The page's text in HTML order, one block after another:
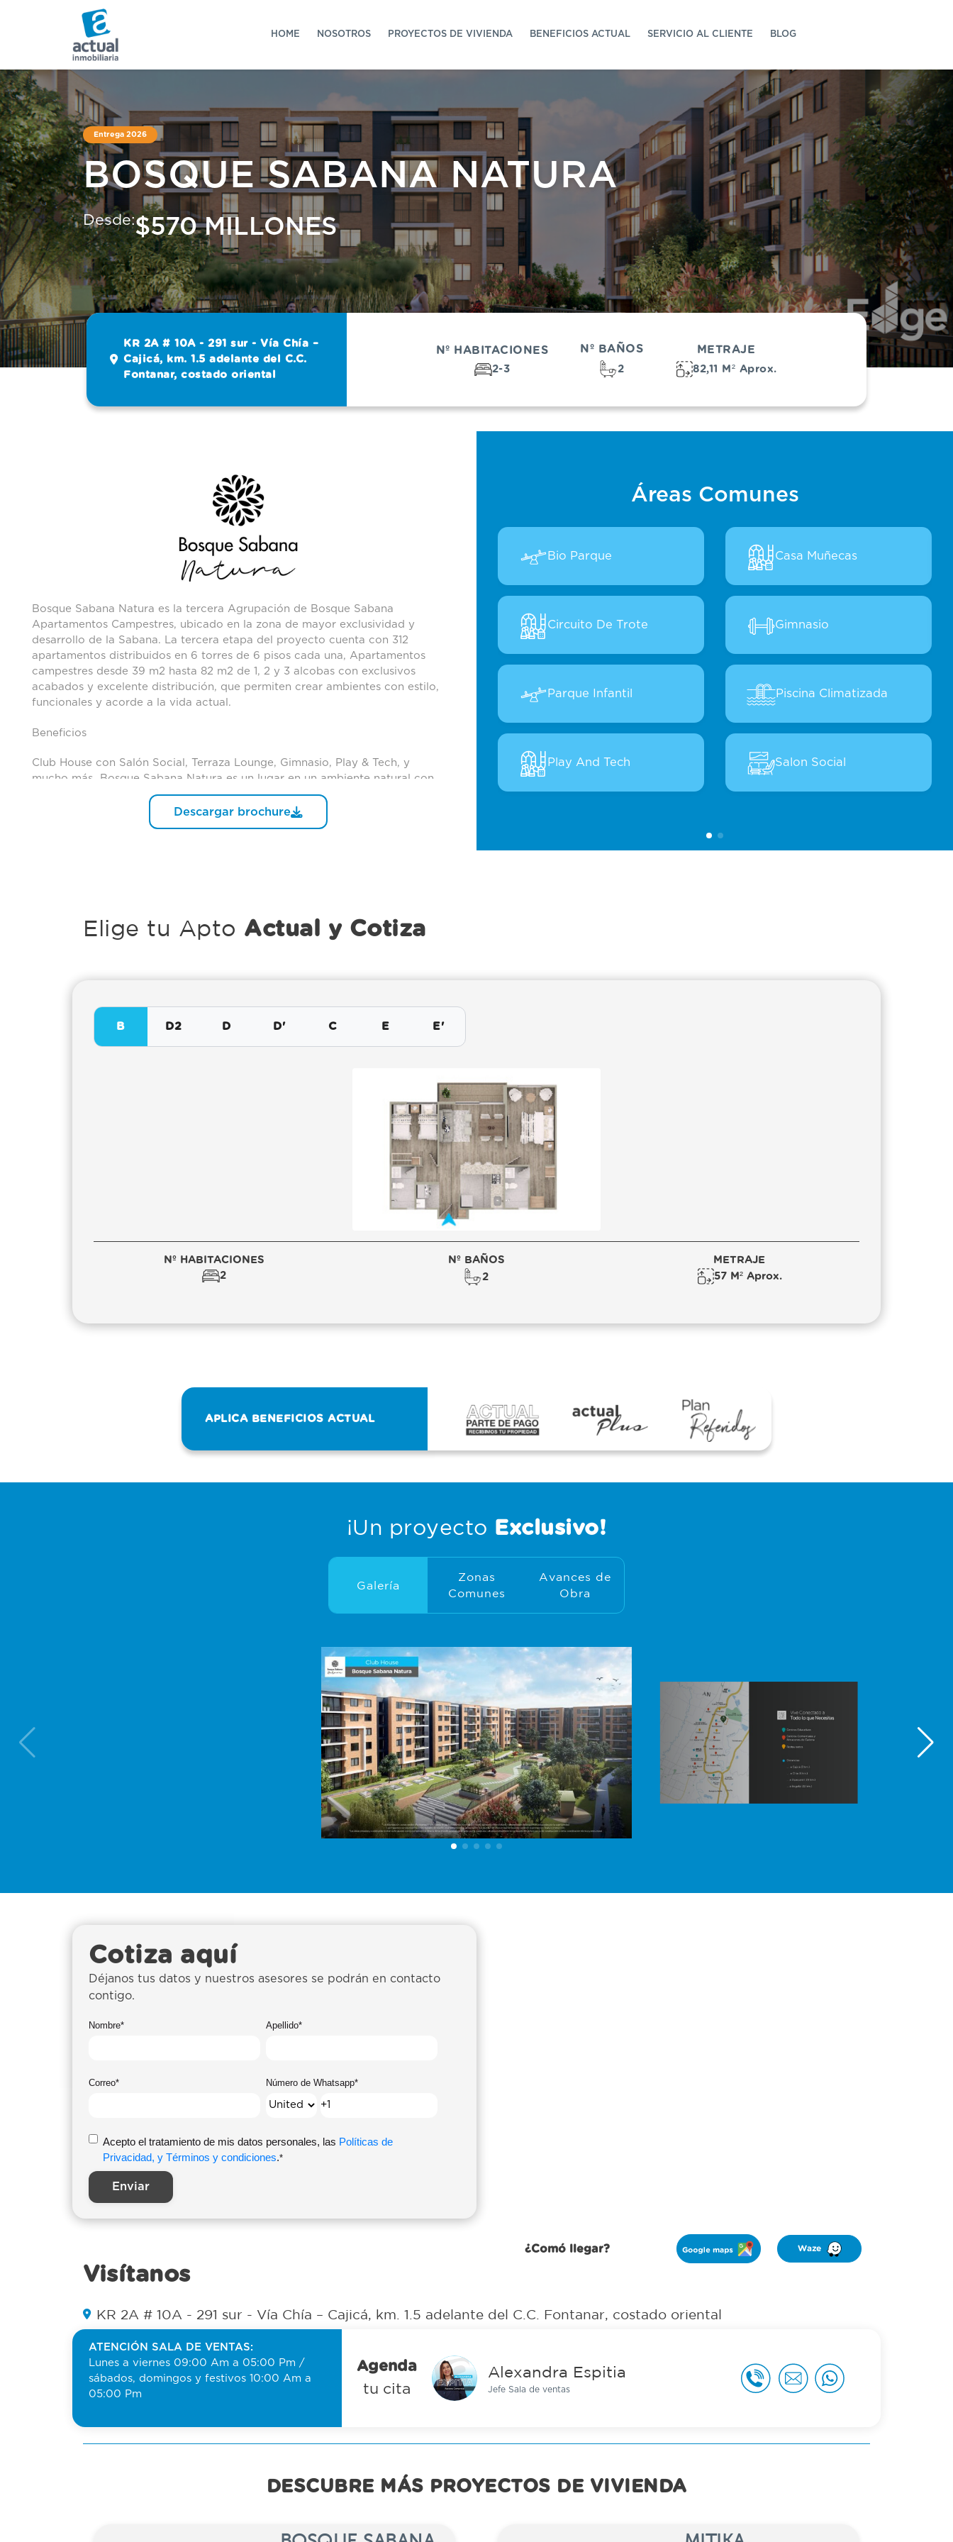
HOME NOSOTROS PROYECTOS DE VIVIENDA BENEFICIOS ACTUAL SERVICIO AL CLIENTE BLOG
Entrega 2026
BOSQUE SABANA NATURA
Desde:$570 MILLONES
KR 2A # 10A - 291 sur - Vía Chía –
Cajicá, km. 1.5 adelante del C.C.
Fontanar, costado oriental
Nº HABITACIONES
2-3
Nº BAÑOS
2
METRAJE
82,11 M² Aprox.
Bosque Sabana Natura es la tercera Agrupación de Bosque Sabana
Apartamentos Campestres, ubicado en la zona de mayor exclusividad y
desarrollo de la Sabana. La tercera etapa del proyecto cuenta con 312
apartamentos distribuidos en 6 torres de 6 pisos cada una, Apartamentos
campestres desde 39 m2 hasta 82 m2 de 1, 2 y 3 alcobas con exclusivos
acabados y excelente distribución, que permiten crear ambientes con estilo,
funcionales y acorde a la vida actual.
Beneficios
Club House con Salón Social, Terraza Lounge, Gimnasio, Play & Tech, y
mucho más. Bosque Sabana Natura es un lugar en un ambiente natural con
amplias zonas verdes y modernos espacios diseñados pensando en tu
Descargar brochure
Áreas Comunes
Fogatas
Áreas Comunes
Bio Parque Casa Muñecas
Circuito De Trote Gimnasio
Parque Infantil Piscina Climatizada
Play And Tech Salon Social
Elige tu Apto Actual y Cotiza
B D2 D D' C E E'
Nº HABITACIONES
2
Nº BAÑOS
2
METRAJE
57 M² Aprox.
APLICA BENEFICIOS ACTUAL
¡Un proyecto Exclusivo!
Galería
Zonas
Comunes
Avances de
Obra
Cotiza aquí
Déjanos tus datos y nuestros asesores se podrán en contacto
contigo.
Nombre* Apellido*
Correo* Número de Whatsapp*
Acepto el tratamiento de mis datos personales, las Políticas de
Privacidad, y Términos y condiciones.*
¿Comó llegar?
Visítanos
KR 2A # 10A - 291 sur - Vía Chía – Cajicá, km. 1.5 adelante del C.C. Fontanar, costado oriental
ATENCIÓN SALA DE VENTAS:
Lunes a viernes 09:00 Am a 05:00 Pm /
sábados, domingos y festivos 10:00 Am a
05:00 Pm
Agenda
tu cita
Alexandra Espitia
Alexandra Espitia
Jefe Sala de ventas
DESCUBRE MÁS PROYECTOS DE VIVIENDA